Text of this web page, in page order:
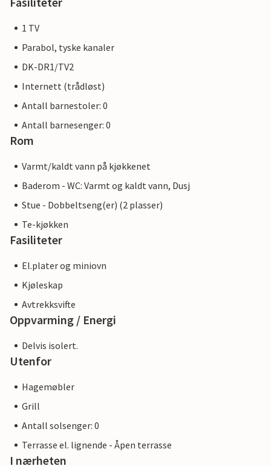
1 TV
Parabol, tyske kanaler
DK-DR1/TV2
Internett (trådløst)
Antall barnestoler: 0
Antall barnesenger: 0
Rom
Varmt/kaldt vann på kjøkkenet
Baderom - WC: Varmt og kaldt vann, Dusj
Stue - Dobbeltseng(er) (2 plasser)
Te-kjøkken
Fasiliteter
El.plater og miniovn
Kjøleskap
Avtrekksvifte
Oppvarming / Energi
Delvis isolert.
Utenfor
Hagemøbler
Grill
Antall solsenger: 0
Terrasse el. lignende - Åpen terrasse
I nærheten